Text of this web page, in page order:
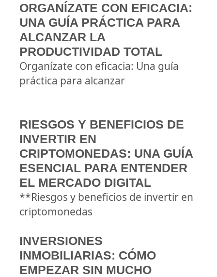
ORGANÍZATE CON EFICACIA:
UNA GUÍA PRÁCTICA PARA
ALCANZAR LA
PRODUCTIVIDAD TOTAL
Organízate con eficacia: Una guía
práctica para alcanzar
RIESGOS Y BENEFICIOS DE
INVERTIR EN
CRIPTOMONEDAS: UNA GUÍA
ESENCIAL PARA ENTENDER
EL MERCADO DIGITAL
**Riesgos y beneficios de invertir en
criptomonedas
INVERSIONES
INMOBILIARIAS: CÓMO
EMPEZAR SIN MUCHO